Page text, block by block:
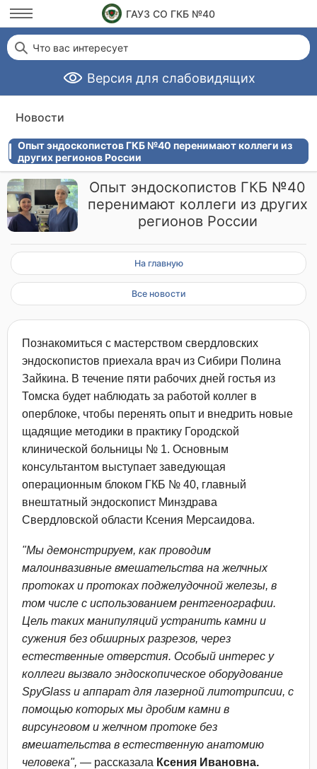
ГАУЗ СО ГКБ №40
Версия для слабовидящих
Что вас интересует
Новости
Опыт эндоскопистов ГКБ №40 перенимают коллеги из
других регионов России
Опыт эндоскопистов ГКБ №40
перенимают коллеги из других
регионов России
На главную
Все новости
Познакомиться с мастерством свердловских
эндоскопистов приехала врач из Сибири Полина
Зайкина. В течение пяти рабочих дней гостья из
Томска будет наблюдать за работой коллег в
оперблоке, чтобы перенять опыт и внедрить новые
щадящие методики в практику Городской
клинической больницы № 1. Основным
консультантом выступает заведующая
операционным блоком ГКБ № 40, главный
внештатный эндоскопист Минздрава
Свердловской области Ксения Мерсаидова.
"Мы демонстрируем, как проводим
малоинвазивные вмешательства на желчных
протоках и протоках поджелудочной железы, в
том числе с использованием рентгенографии.
Цель таких манипуляций устранить камни и
сужения без обширных разрезов, через
естественные отверстия. Особый интерес у
коллеги вызвало эндоскопическое оборудование
SpyGlass и аппарат для лазерной литотрипсии, с
помощью которых мы дробим камни в
вирсунговом и желчном протоке без
вмешательства в естественную анатомию
человека", — рассказала Ксения Ивановна.